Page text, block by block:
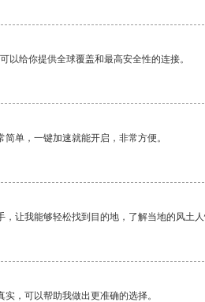
以给你提供全球覆盖和最高安全性的连接。
单，一键加速就能开启，非常方便。
，让我能够轻松找到目的地，了解当地的风土
，可以帮助我做出更准确的选择。